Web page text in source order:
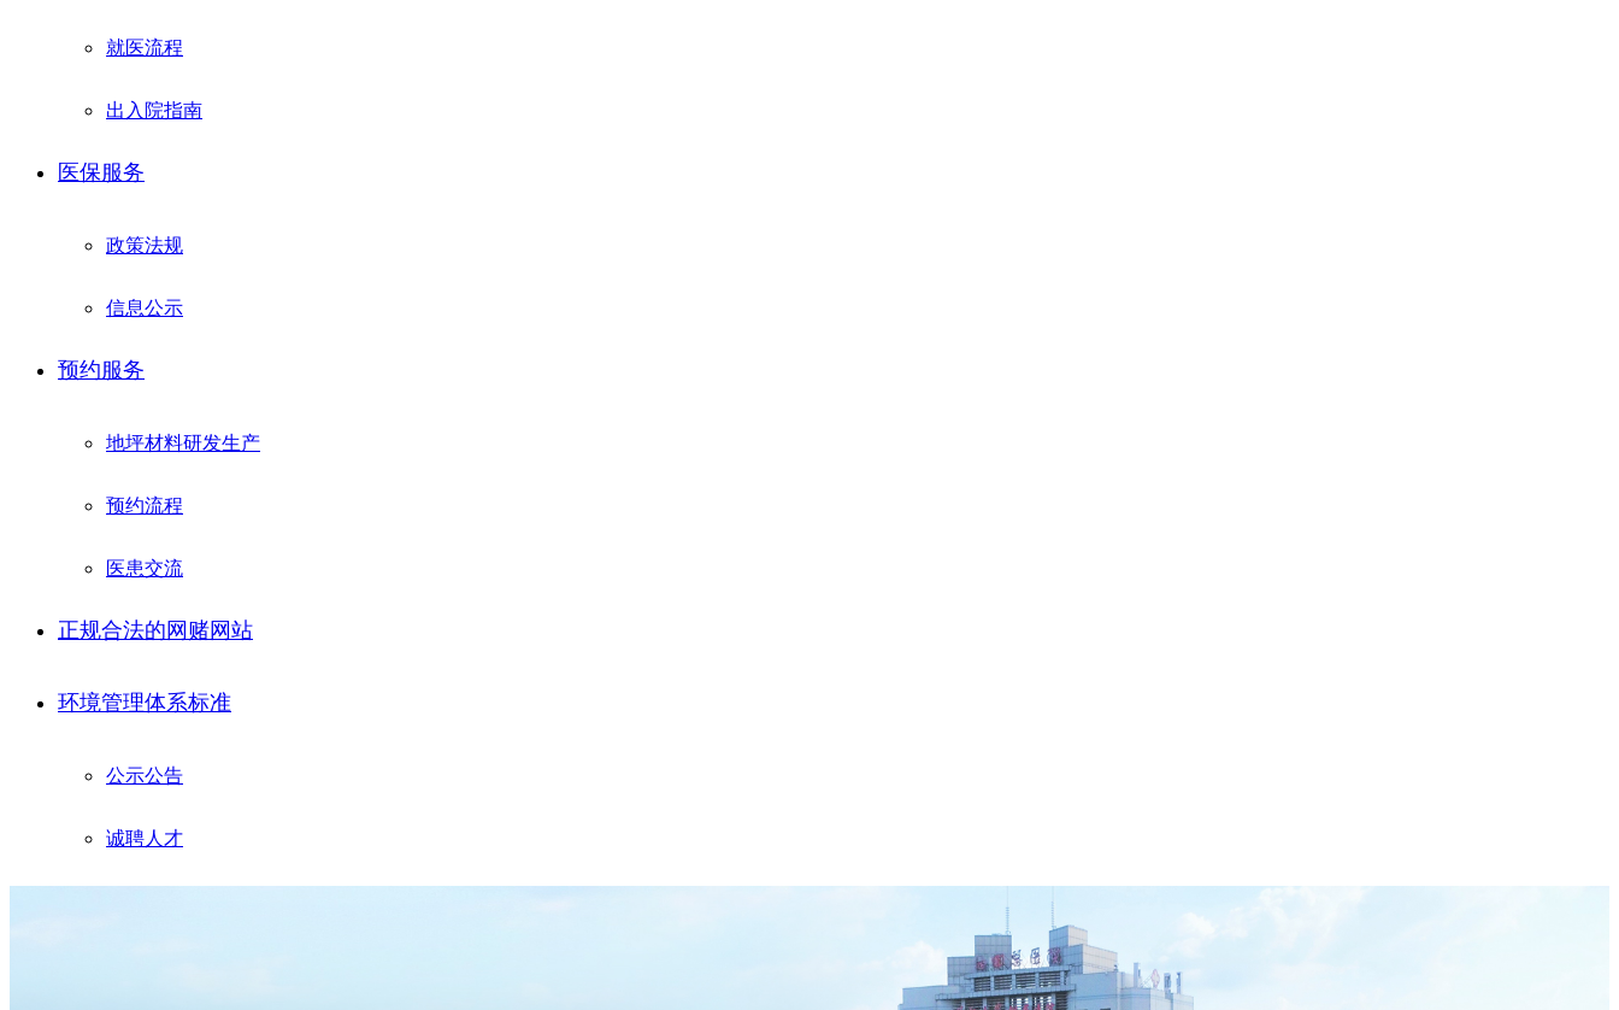
就医流程
出入院指南
医保服务
政策法规
信息公示
预约服务
地坪材料研发生产
预约流程
医患交流
正规合法的网赌网站
环境管理体系标准
公示公告
诚聘人才